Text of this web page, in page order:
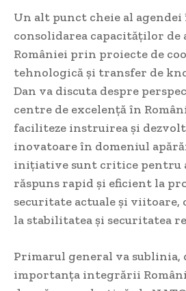
Un alt punct cheie al
consolidarea capacităților de
României prin proiecte de
tehnologică și transfer de
Dan va discuta despre
centre de excelență în
faciliteze instruirea și
inovatoare în domeniul
inițiative sunt critice pentru
răspuns rapid și eficient la
securitate actuale și
la stabilitatea și securitatea
Primarul general va sublinia,
importanța integrării